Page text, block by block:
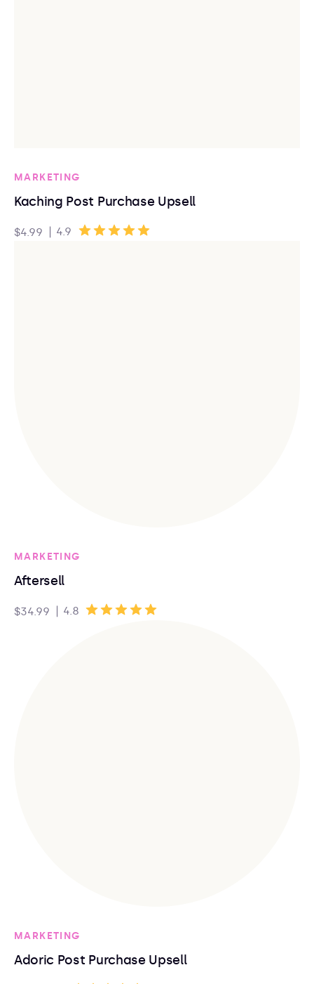
MARKETING
Kaching Post Purchase Upsell
$4.99 | 4.9
MARKETING
Aftersell
$34.99 | 4.8
MARKETING
Adoric Post Purchase Upsell